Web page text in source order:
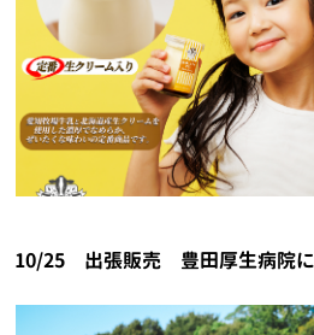
10/25 出張販売 豊田厚生病院